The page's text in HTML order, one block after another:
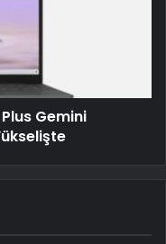
Gemini